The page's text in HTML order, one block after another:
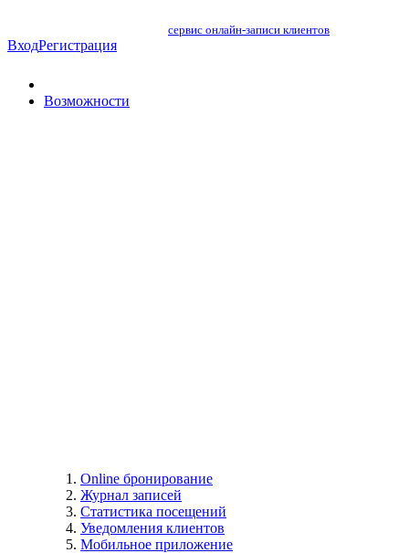
сервис онлайн-записи клиентов
ВходРегистрация
Возможности
Online бронирование
Журнал записей
Статистика посещений
Уведомления клиентов
Мобильное приложение